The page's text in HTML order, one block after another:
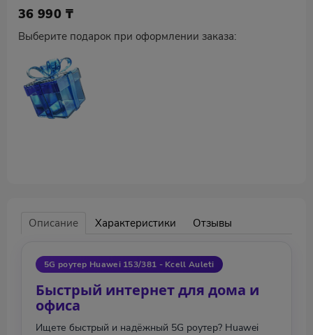
36 990 ₸
Выберите подарок при оформлении заказа:
Описание Характеристики Отзывы
5G роутер Huawei 153/381 - Kcell Auleti
Быстрый интернет для дома и
офиса
Ищете быстрый и надёжный 5G роутер? Huawei